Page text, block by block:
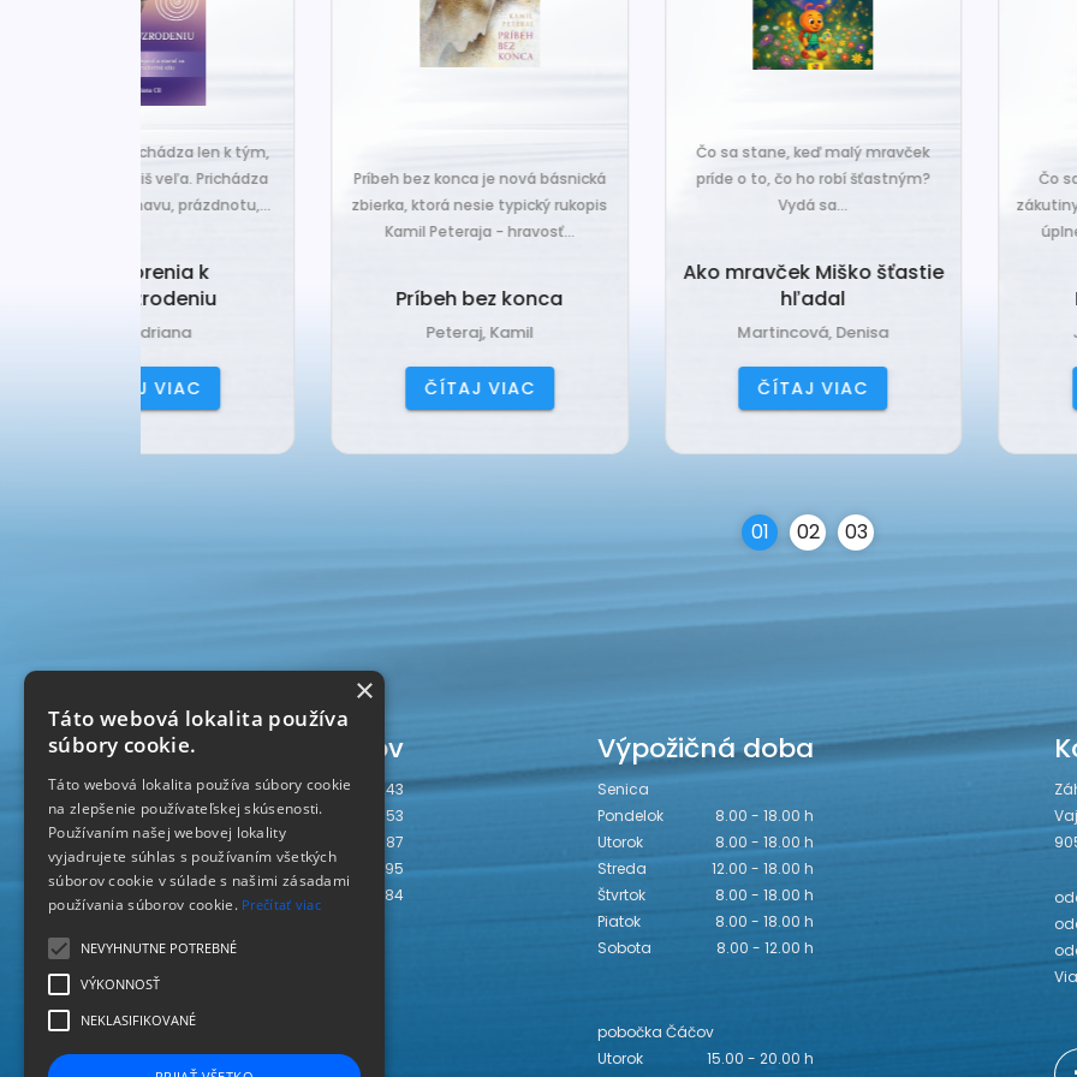
Príbeh bez konca je nová básnická
zbierka, ktorá nesie typický rukopis
Kamil Peteraja - hravosť...
Čo sa stane, keď malý mravček
príde o to, čo ho robí šťastným?
Vydá sa...
Ako mravček Miško šťastie
Čo sa stane, keď sa do
zákutiny škriatkov prisťahuje
úplne nový? Babka
01 02 03
Počítadlo prístupov
Dnes
243
Včera
753
Tento týždeň
2987
Tento mesiac
4495
Spolu
237484
SK
Výpožičná doba
Senica
Pondelok
8.00 - 18.00 h
Utorok
8.00 - 18.00 h
Streda
12.00 - 18.00 h
Štvrtok
8.00 - 18.00 h
Piatok
8.00 - 18.00 h
Sobota
8.00 - 12.00 h
pobočka Čáčov
Utorok
15.00 - 20.00 h
×
Táto webová lokalita používa
súbory cookie.
Táto webová lokalita používa súbory cookie
na zlepšenie používateľskej skúsenosti.
Používaním našej webovej lokality
vyjadrujete súhlas s používaním všetkých
súborov cookie v súlade s našimi zásadami
používania súborov cookie. Prečítať viac
NEVYHNUTNE POTREBNÉ
VÝKONNOSŤ
NEKLASIFIKOVANÉ